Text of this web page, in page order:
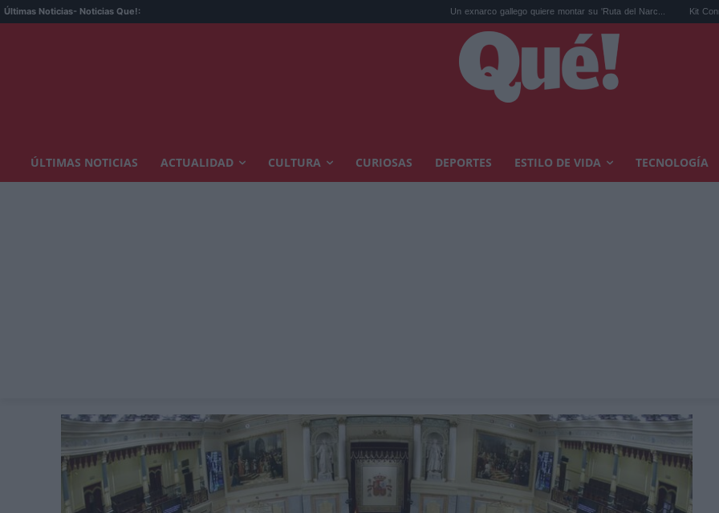
Últimas Noticias- Noticias Que!: Un exnarco gallego quiere montar su 'Ruta del Narc... Kit Connor será
ÚLTIMAS NOTICIAS ACTUALIDAD CULTURA CURIOSAS DEPORTES ESTILO DE VIDA TECNOLOGÍA